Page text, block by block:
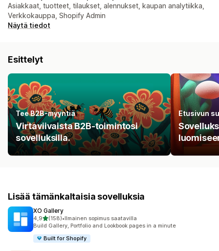
Asiakkaat, tuotteet, tilaukset, alennukset, kaupan analytiikka,
Verkkokauppa, Shopify Admin
Näytä tiedot
Esittelyt
Tee B2B-myyntiä
Virtaviivaista B2B-toimintosi
sovelluksilla.
Etusivun
Lisää tämänkaltaisia sovelluksia
XO Gallery
4,9/ 5 tähteä
(158)
158 arvostelua yhteensä
•Ilmainen sopimus saatavilla
Build Gallery, Portfolio and Lookbook pages in a minute
Built for Shopify